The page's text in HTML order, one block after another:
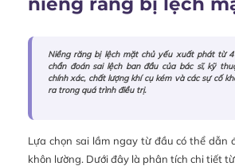
Niềng răng bị lệch mặt chủ yếu xuất phát từ 4
chẩn đoán sai lệch ban đầu của bác sĩ, kỹ
chính xác, chất lượng khí cụ kém và các sự cố
ra trong quá trình điều trị.
Lựa chọn sai lầm ngay từ đầu có thể dẫn
khôn lường. Dưới đây là phân tích chi tiết